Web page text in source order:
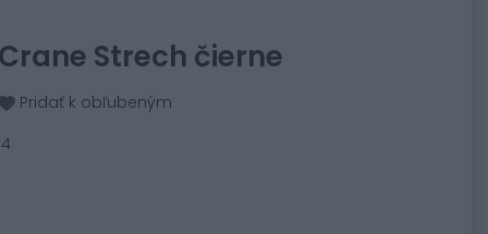
Strech čierne
Pridať k obľubeným